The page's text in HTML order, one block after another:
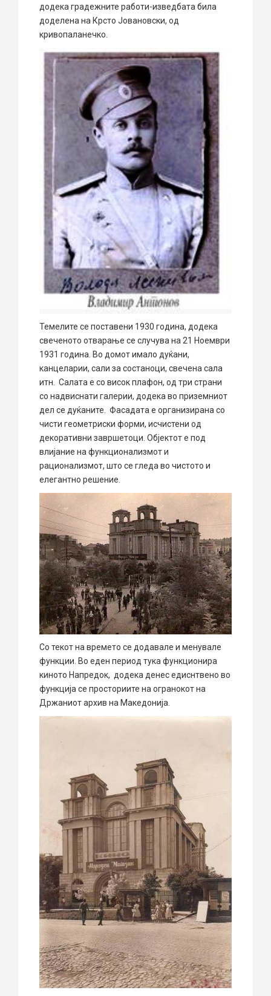
додека градежните работи-изведбата била
доделена на Крсто Јовановски, од
кривопаланечко.
Темелите се поставени 1930 година, додека
свеченото отварање се случува на 21 Ноември
1931 година. Во домот имало дуќани,
канцеларии, сали за состаноци, свечена сала
итн. Салата е со висок плафон, од три страни
со надвиснати галерии, додека во приземниот
дел се дуќаните. Фасадата е организирана со
чисти геометриски форми, исчистени од
декоративни завршетоци. Објектот е под
влијание на функционализмот и
рационализмот, што се гледа во чистото и
елегантно решение.
Со текот на времето се додавале и менувале
функции. Во еден период тука функционира
киното Напредок, додека денес едиснтвено во
функција се просториите на огранокот на
Држаниот архив на Македонија.